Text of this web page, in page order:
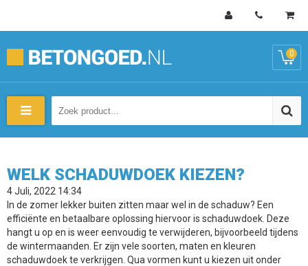
0
WELK SCHADUWDOEK KIEZEN?
4 Juli, 2022 14:34
In de zomer lekker buiten zitten maar wel in de schaduw? Een
efficiënte en betaalbare oplossing hiervoor is schaduwdoek. Deze
hangt u op en is weer eenvoudig te verwijderen, bijvoorbeeld tijdens
de wintermaanden. Er zijn vele soorten, maten en kleuren
schaduwdoek te verkrijgen. Qua vormen kunt u kiezen uit onder